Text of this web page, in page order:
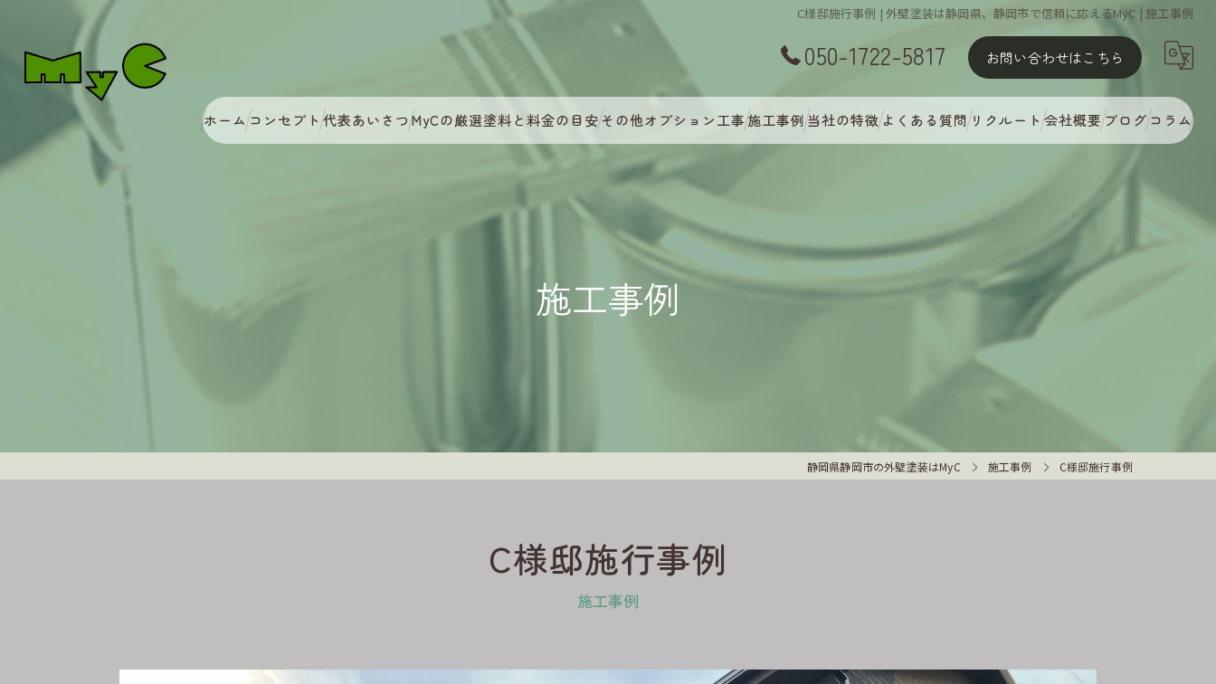
C様邸施行事例 | 外壁塗装は静岡県、静岡市で信頼に応えるMyC | 施工事例
050-1722-5817 お問い合わせはこちら
ホーム コンセプト 代表あいさつ MyCの厳選塗料と料金の目安その他オプション工事施工事例当社の特徴
MyCオリジナル多彩塗装
アフターフォロー・定期点検
よくある質問リクルート 会社概要ブログコラム
施工事例
静岡県静岡市の外壁塗装はMyC 施工事例 C様邸施行事例
施工事例
C様邸施行事例